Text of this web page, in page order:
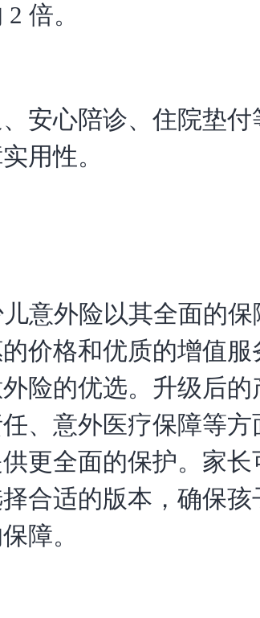
倍。
安心陪诊、住院垫付
用性。
意外险以其全面的
价格和优质的增值服
险的优选。升级后的
、意外医疗保障等方
更全面的保护。家长
合适的版本，确保孩
障。